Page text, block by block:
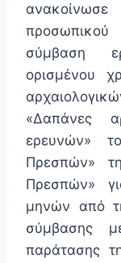
ανακοίνωσε
προσωπικού
σύμβαση
ορισμένου
«Δαπάνες
ερευνών»
Πρεσπών»
Πρεσπών»
μηνών από
σύμβασης
παράτασης